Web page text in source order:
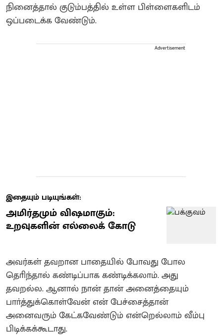
நினைத்தால் குடும்பத்தில் உள்ள பிள்ளைகளிடம்
ஒப்படைக்க வேண்டும்.
Advertisement
இதையும் படியுங்கள்:
அமிர்தமும் விஷமாகும்:
உறவுகளின் எல்லைக் கோடு
அவர்கள் தவறான பாதையில் போவது போல
தொிந்தால் கண்டிப்பாக கண்டிக்கலாம். அது
தவறல்ல. ஆனால் நான் தான் அனைத்தையும்
பாா்த்துக்கொள்வேன் என் பேச்சைத்தான்
அனைவரும் கேட்கவேண்டும் என்றெல்லாம் வீம்பு
பிடிக்கக்கூடாது.